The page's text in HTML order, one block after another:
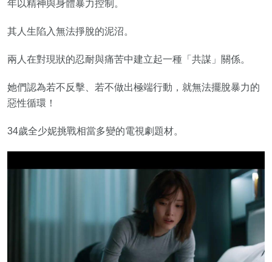
年以精神與身體暴力控制。
其人生陷入無法掙脫的泥沼。
兩人在對現狀的忍耐與痛苦中建立起一種「共謀」關係。
她們認為若不反擊、若不做出極端行動，就無法擺脫暴力的
惡性循環！
34歲全少妮挑戰相當多變的電視劇題材。